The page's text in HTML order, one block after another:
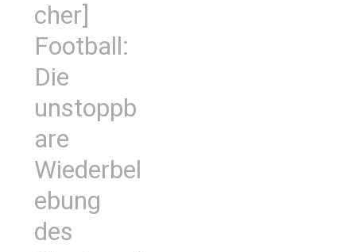
cher]
Football:
Die
unstoppb
are
Wiederbel
ebung
des